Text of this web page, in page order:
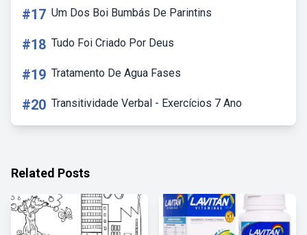
#17 Um Dos Boi Bumbás De Parintins
#18 Tudo Foi Criado Por Deus
#19 Tratamento De Agua Fases
#20 Transitividade Verbal - Exercícios 7 Ano
Related Posts